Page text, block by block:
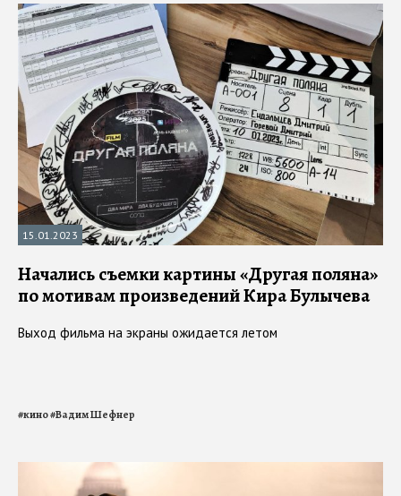
15.01.2023
Начались съемки картины «Другая поляна»
по мотивам произведений Кира Булычева
Выход фильма на экраны ожидается летом
#кино#Вадим Шефнер